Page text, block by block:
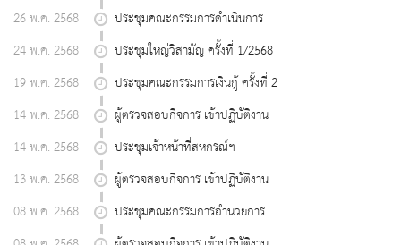
26 พ.ค. 2568
ประชุมคณะกรรมการดำเนินการ
24 พ.ค. 2568
ประชุมใหญ่วิสามัญ ครั้งที่ 1/2568
19 พ.ค. 2568
ประชุมคณะกรรมการเงินกู้ ครั้งที่ 2
14 พ.ค. 2568
ผู้ตรวจสอบกิจการ เข้าปฏิบัติงาน
14 พ.ค. 2568
ประชุมเจ้าหน้าที่สหกรณ์ฯ
13 พ.ค. 2568
ผู้ตรวจสอบกิจการ เข้าปฏิบัติงาน
08 พ.ค. 2568
ประชุมคณะกรรมการอำนวยการ